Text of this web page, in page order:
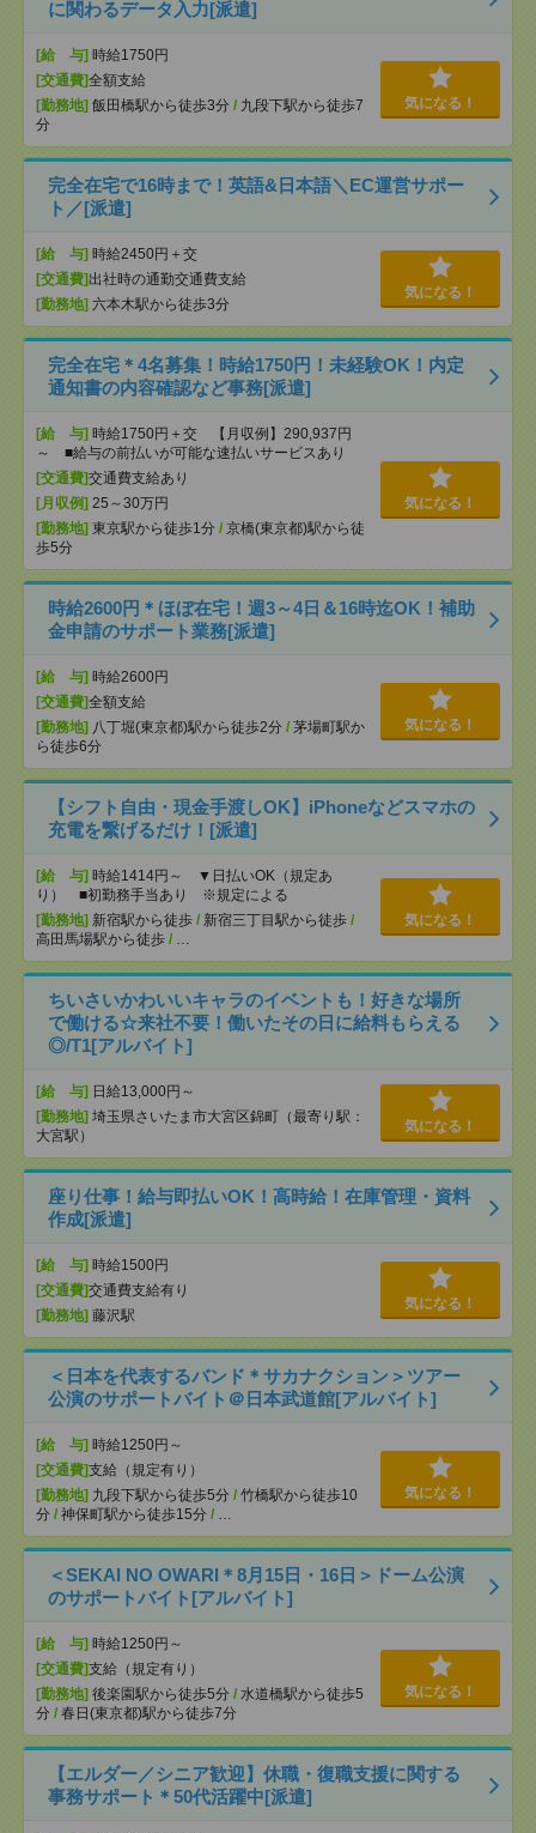
に関わるデータ入力[派遣]
[給 与] 時給1750円
[交通費]全額支給
[勤務地] 飯田橋駅から徒歩3分 / 九段下駅から徒歩7
分
気になる！
完全在宅で16時まで！英語&日本語＼EC運営サポー
ト／[派遣]
[給 与] 時給2450円＋交
[交通費]出社時の通勤交通費支給
[勤務地] 六本木駅から徒歩3分
気になる！
完全在宅＊4名募集！時給1750円！未経験OK！内定
通知書の内容確認など事務[派遣]
[給 与] 時給1750円＋交 【月収例】290,937円
～ ■給与の前払いが可能な速払いサービスあり
[交通費]交通費支給あり
[月収例] 25～30万円
[勤務地] 東京駅から徒歩1分 / 京橋(東京都)駅から徒
歩5分
気になる！
時給2600円＊ほぼ在宅！週3～4日＆16時迄OK！補助
金申請のサポート業務[派遣]
[給 与] 時給2600円
[交通費]全額支給
[勤務地] 八丁堀(東京都)駅から徒歩2分 / 茅場町駅か
ら徒歩6分
気になる！
【シフト自由・現金手渡しOK】iPhoneなどスマホの
充電を繋げるだけ！[派遣]
[給 与] 時給1414円～ ▼日払いOK（規定あ
り） ■初勤務手当あり ※規定による
[勤務地] 新宿駅から徒歩 / 新宿三丁目駅から徒歩 /
高田馬場駅から徒歩 / …
気になる！
ちいさいかわいいキャラのイベントも！好きな場所
で働ける☆来社不要！働いたその日に給料もらえる
◎/T1[アルバイト]
[給 与] 日給13,000円～
[勤務地] 埼玉県さいたま市大宮区錦町（最寄り駅：
大宮駅）
気になる！
座り仕事！給与即払いOK！高時給！在庫管理・資料
作成[派遣]
[給 与] 時給1500円
[交通費]交通費支給有り
[勤務地] 藤沢駅
気になる！
＜日本を代表するバンド＊サカナクション＞ツアー
公演のサポートバイト＠日本武道館[アルバイト]
[給 与] 時給1250円～
[交通費]支給（規定有り）
[勤務地] 九段下駅から徒歩5分 / 竹橋駅から徒歩10
分 / 神保町駅から徒歩15分 / …
気になる！
＜SEKAI NO OWARI＊8月15日・16日＞ドーム公演
のサポートバイト[アルバイト]
[給 与] 時給1250円～
[交通費]支給（規定有り）
[勤務地] 後楽園駅から徒歩5分 / 水道橋駅から徒歩5
分 / 春日(東京都)駅から徒歩7分
気になる！
【エルダー／シニア歓迎】休職・復職支援に関する
事務サポート＊50代活躍中[派遣]